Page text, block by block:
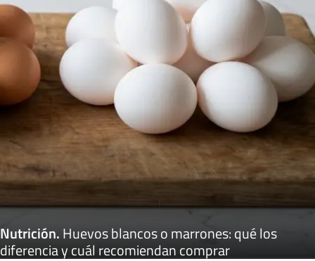
Nutrición.Huevos blancos o marrones: qué los
diferencia y cuál recomiendan comprar